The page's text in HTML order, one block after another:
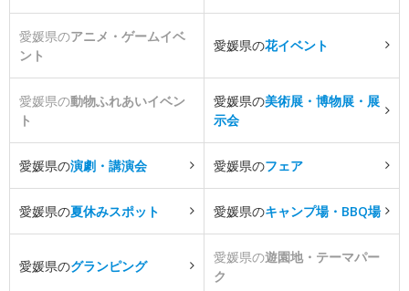
愛媛県のアニメ・ゲームイベ
ント
愛媛県の花イベント
愛媛県の動物ふれあいイベン
ト
愛媛県の美術展・博物展・展
示会
愛媛県の演劇・講演会 愛媛県のフェア
愛媛県の夏休みスポット 愛媛県のキャンプ場・BBQ場
愛媛県のグランピング
愛媛県の遊園地・テーマパー
ク